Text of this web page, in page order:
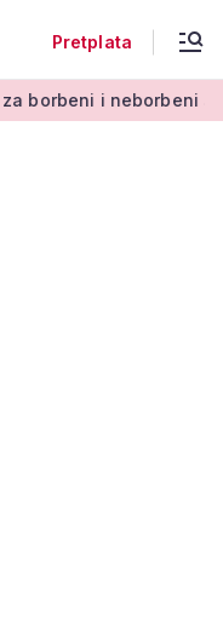
Pretplata
sektor od početka